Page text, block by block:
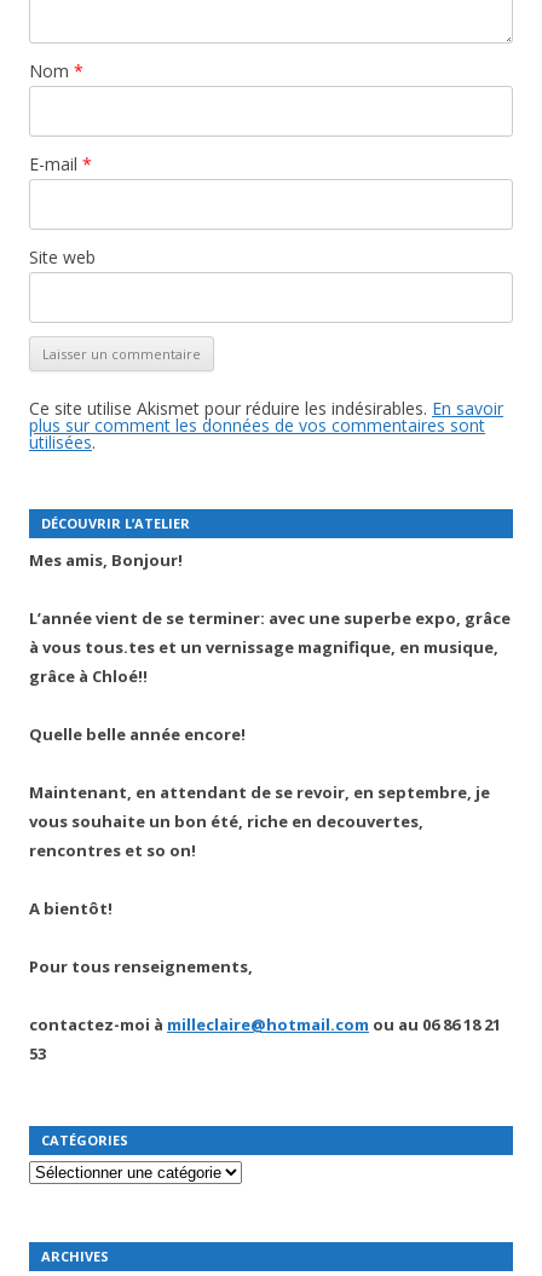
Nom *
E-mail *
Site web
Ce site utilise Akismet pour réduire les indésirables. En savoir
plus sur comment les données de vos commentaires sont
utilisées.
DÉCOUVRIR L’ATELIER
Mes amis, Bonjour!
L’année vient de se terminer: avec une superbe expo, grâce
à vous tous.tes et un vernissage magnifique, en musique,
grâce à Chloé!!
Quelle belle année encore!
Maintenant, en attendant de se revoir, en septembre, je
vous souhaite un bon été, riche en decouvertes,
rencontres et so on!
A bientôt!
Pour tous renseignements,
contactez-moi à milleclaire@hotmail.com ou au 06 86 18 21
53
CATÉGORIES
Catégories
ARCHIVES